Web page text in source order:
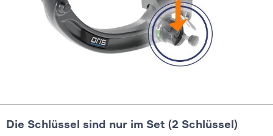
Die Schlüssel sind nur im Set (2 Schlüssel)